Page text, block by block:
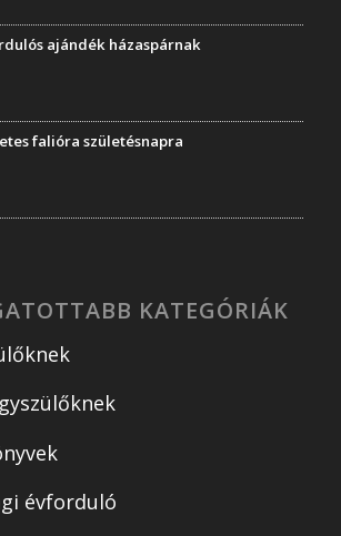
ajándék házaspárnak
falióra születésnapra
KATEGÓRIÁK
évforduló